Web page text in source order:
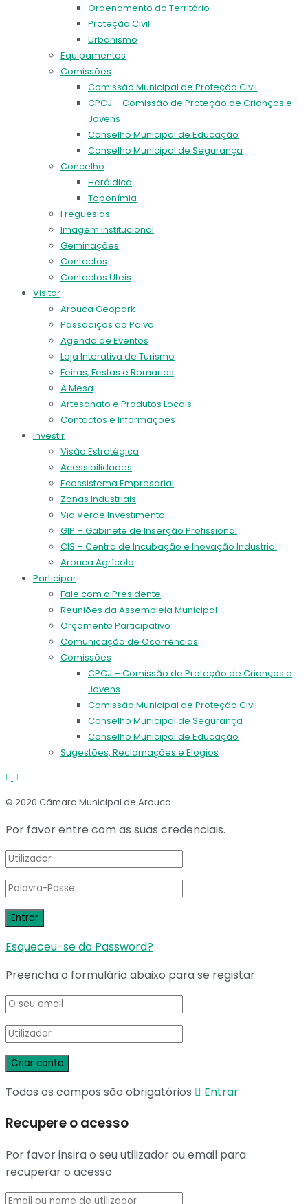
Ordenamento do Território
Proteção Civil
Urbanismo
Equipamentos
Comissões
Comissão Municipal de Proteção Civil
CPCJ – Comissão de Proteção de Crianças e
Jovens
Conselho Municipal de Educação
Conselho Municipal de Segurança
Concelho
Heráldica
Toponímia
Freguesias
Imagem Institucional
Geminações
Contactos
Contactos Úteis
Visitar
Arouca Geopark
Passadiços do Paiva
Agenda de Eventos
Loja Interativa de Turismo
Feiras, Festas e Romarias
À Mesa
Artesanato e Produtos Locais
Contactos e Informações
Investir
Visão Estratégica
Acessibilidades
Ecossistema Empresarial
Zonas Industriais
Via Verde Investimento
GIP – Gabinete de Inserção Profissional
CI3 – Centro de Incubação e Inovação Industrial
Arouca Agrícola
Participar
Fale com a Presidente
Reuniões da Assembleia Municipal
Orçamento Participativo
Comunicação de Ocorrências
Comissões
CPCJ – Comissão de Proteção de Crianças e
Jovens
Comissão Municipal de Proteção Civil
Conselho Municipal de Segurança
Conselho Municipal de Educação
Sugestões, Reclamações e Elogios
© 2020 Câmara Municipal de Arouca
Por favor entre com as suas credenciais.
Esqueceu-se da Password?
Preencha o formulário abaixo para se registar
Todos os campos são obrigatórios Entrar
Recupere o acesso
Por favor insira o seu utilizador ou email para
recuperar o acesso